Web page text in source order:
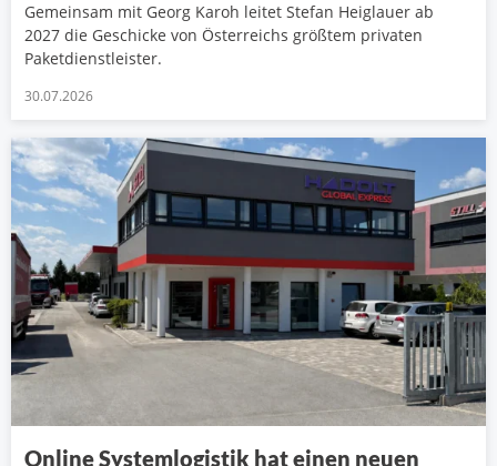
Gemeinsam mit Georg Karoh leitet Stefan Heiglauer ab
2027 die Geschicke von Österreichs größtem privaten
Paketdienstleister.
30.07.2026
Online Systemlogistik hat einen neuen